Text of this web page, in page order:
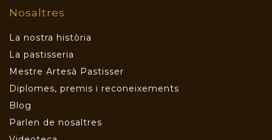
Nosaltres
La nostra història
La pastisseria
Mestre Artesà Pastisser
Diplomes, premis i reconeixements
Blog
Parlen de nosaltres